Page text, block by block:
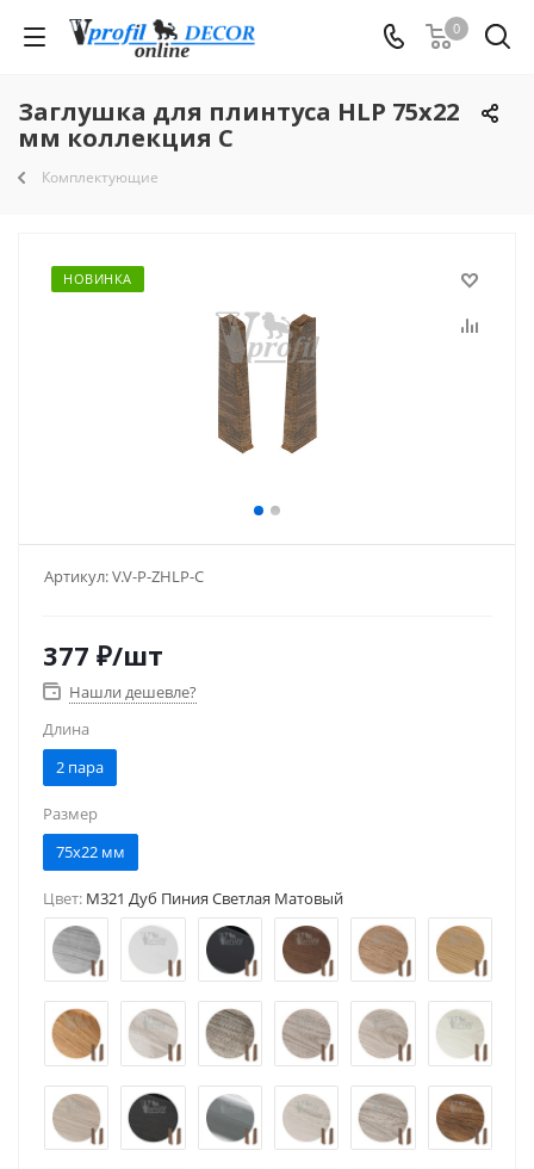
0
Заглушка для плинтуса HLP 75x22
мм коллекция C
Комплектующие
НОВИНКА
Артикул:V.V-P-ZHLP-C
377 ₽/шт
Нашли дешевле?
Длина
2 пара
Размер
75x22 мм
Цвет: M321 Дуб Пиния Светлая Матовый